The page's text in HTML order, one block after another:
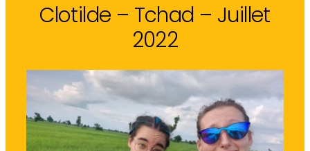
Clotilde – Tchad – Juillet
2022